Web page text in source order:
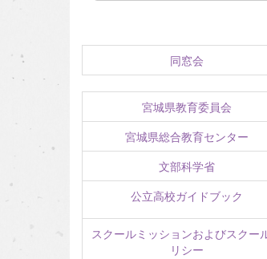
同窓会
宮城県教育委員会
宮城県総合教育センター
文部科学省
公立高校ガイドブック
スクールミッションおよびスクー
リシー